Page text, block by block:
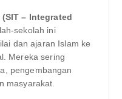
– Integrated
sekolah ini
dan ajaran Islam ke
Mereka sering
pengembangan
masyarakat.